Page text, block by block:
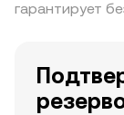
гарантирует